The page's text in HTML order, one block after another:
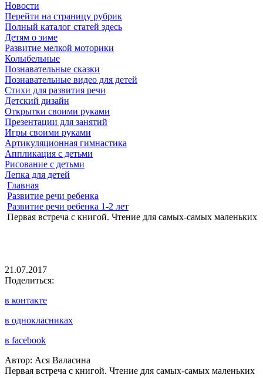
Новости
Перейти на страницу рубрик
Полный каталог статей здесь
Детям о зиме
Развитие мелкой моторики
Колыбельные
Познавательные сказки
Познавательные видео для детей
Стихи для развития речи
Детский дизайн
Открытки своими руками
Презентации для занятий
Игры своими руками
Артикуляционная гимнастика
Аппликация с детьми
Рисование с детьми
Лепка для детей
Главная
Развитие речи ребенка
Развитие речи ребенка 1-2 лет
Первая встреча с книгой. Чтение для самых-самых маленьких
21.07.2017
Поделиться:
в контакте
в однокласниках
в facebook
Автор: Ася Валасина
Первая встреча с книгой. Чтение для самых-самых маленьких